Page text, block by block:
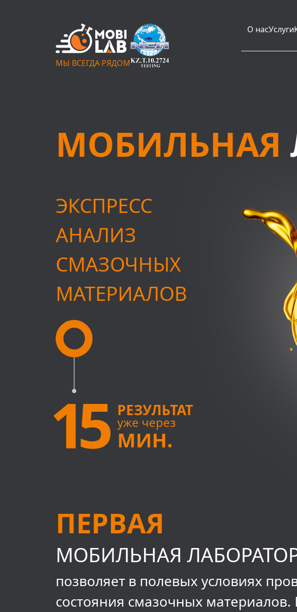
МЫ ВСЕГДА РЯДОМ
О насУслуги
МОБИЛЬНАЯ
ЭКСПРЕСС
АНАЛИЗ
СМАЗОЧНЫХ
МАТЕРИАЛОВ
15 РЕЗУЛЬТАТ
уже через
МИН.
ПЕРВАЯ
МОБИЛЬНАЯ
позволяет в полевых условиях
состояния смазочных